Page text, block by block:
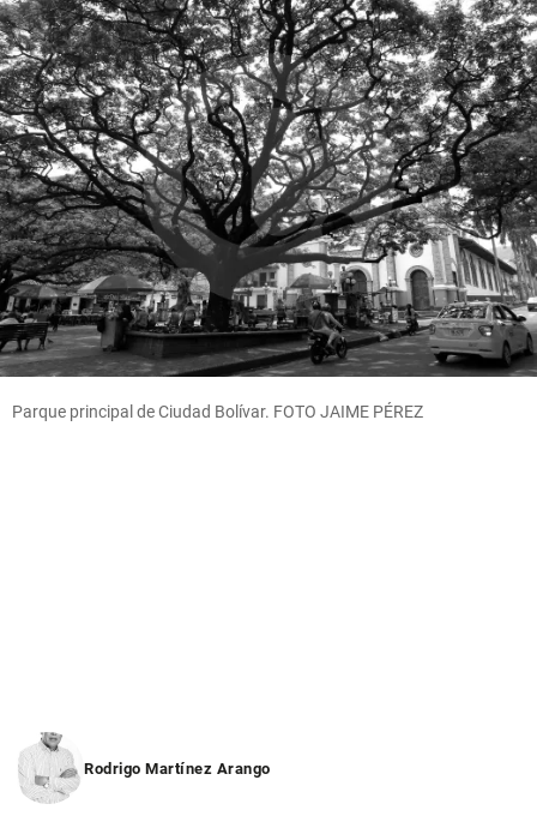
Parque principal de Ciudad Bolívar. FOTO JAIME PÉREZ
Rodrigo Martínez Arango